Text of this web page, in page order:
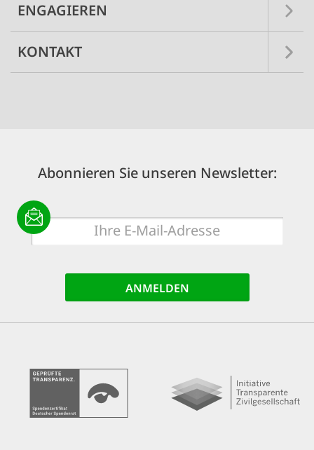
ENGAGIEREN
KONTAKT
Abonnieren Sie unseren Newsletter:
E-
Mail